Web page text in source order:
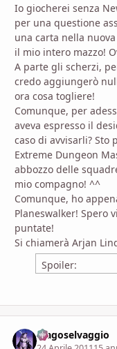
Io giocherei senza
per una questione
una carta nella
il mio intero mazzo!
A parte gli scherzi,
credo aggiungerò
ora cosa togliere!
Comunque, per
aveva espresso il
caso di avvisarli?
Extreme Dungeon
abbozzo delle
mio compagno! ^^
Comunque, ho
Planeswalker! Spero
puntate!
Si chiamerà Arjan
Spoiler:
Magoselvaggio